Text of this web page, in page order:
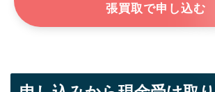
張買取で申し込む